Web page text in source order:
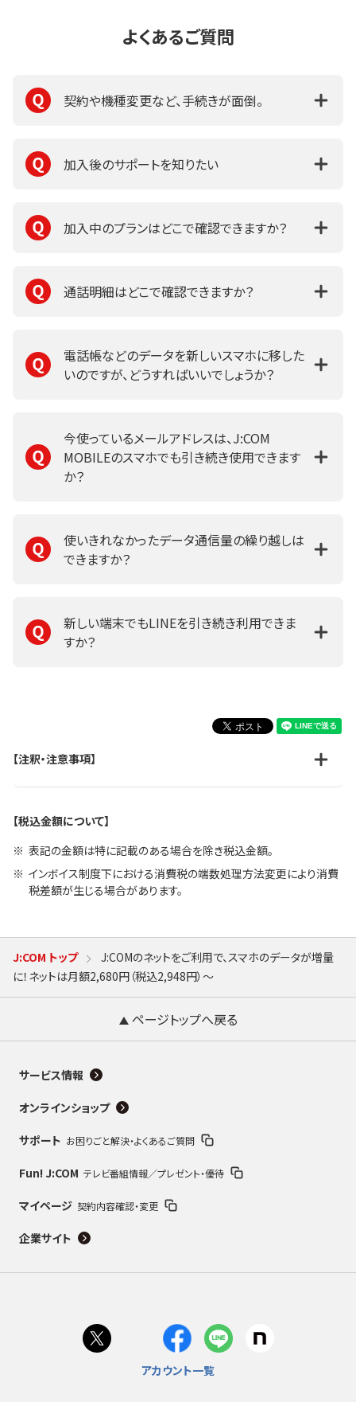
よくあるご質問
契約や機種変更など、手続きが面倒。
加入後のサポートを知りたい
加入中のプランはどこで確認できますか？
通話明細はどこで確認できますか？
電話帳などのデータを新しいスマホに移した
いのですが、どうすればいいでしょうか？
今使っているメールアドレスは、J:COM
MOBILEのスマホでも引き続き使用できます
か？
使いきれなかったデータ通信量の繰り越しは
できますか？
新しい端末でもLINEを引き続き利用できま
すか？
【注釈・注意事項】
【税込金額について】
表記の金額は特に記載のある場合を除き税込金額。
インボイス制度下における消費税の端数処理方法変更により消費
税差額が生じる場合があります。
J:COM トップ
J:COMのネットをご利用で、スマホのデータが増量
に！ネットは月額2,680円（税込2,948円）～
ページトップへ戻る
サービス情報
オンラインショップ
サポート お困りごと解決・よくあるご質問
Fun! J:COM テレビ番組情報／プレゼント・優待
マイページ 契約内容確認・変更
企業サイト
アカウント一覧